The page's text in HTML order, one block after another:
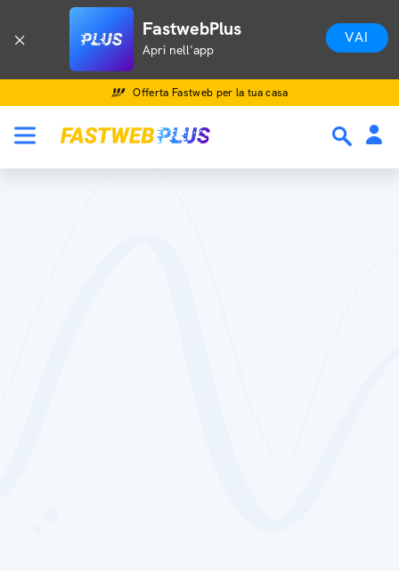
FastwebPlus
Apri nell'app
VAI
Offerta Fastweb per la tua casa